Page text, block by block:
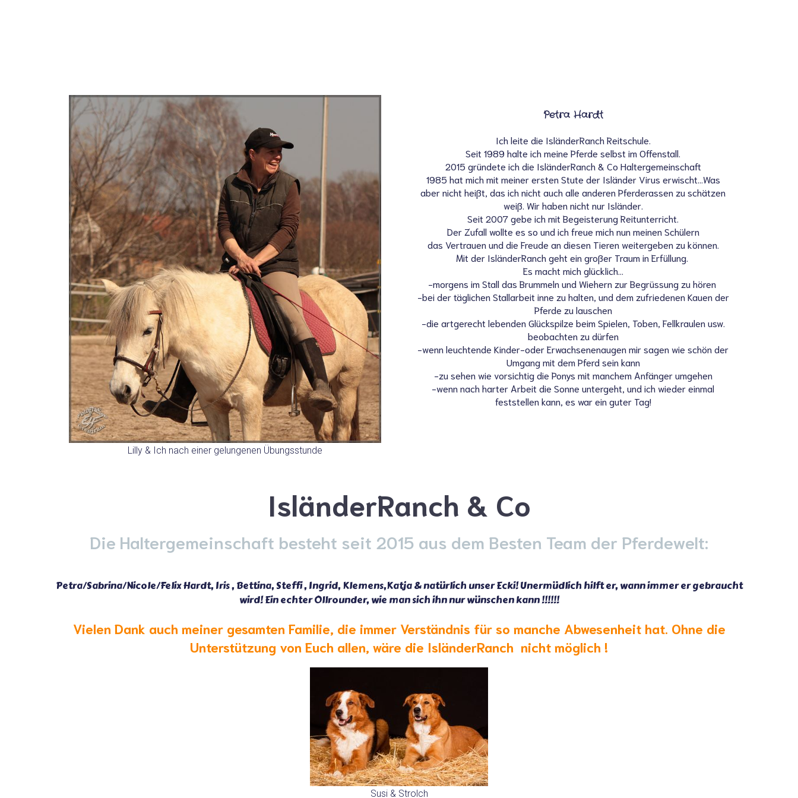
Lilly & Ich nach einer gelungenen Übungsstunde
Petra Hardt
Ich leite die IsländerRanch Reitschule.
Seit 1989 halte ich meine Pferde selbst im Offenstall.
2015 gründete ich die IsländerRanch & Co Haltergemeinschaft
1985 hat mich mit meiner ersten Stute der Isländer Virus erwischt…Was
aber nicht heißt, das ich nicht auch alle anderen Pferderassen zu schätzen
weiß. Wir haben nicht nur Isländer.
Seit 2007 gebe ich mit Begeisterung Reitunterricht.
Der Zufall wollte es so und ich freue mich nun meinen Schülern
das Vertrauen und die Freude an diesen Tieren weitergeben zu können.
Mit der IsländerRanch geht ein großer Traum in Erfüllung.
Es macht mich glücklich…
-morgens im Stall das Brummeln und Wiehern zur Begrüssung zu hören
-bei der täglichen Stallarbeit inne zu halten, und dem zufriedenen Kauen der
Pferde zu lauschen
-die artgerecht lebenden Glückspilze beim Spielen, Toben, Fellkraulen usw.
beobachten zu dürfen
-wenn leuchtende Kinder-oder Erwachsenenaugen mir sagen wie schön der
Umgang mit dem Pferd sein kann
-zu sehen wie vorsichtig die Ponys mit manchem Anfänger umgehen
-wenn nach harter Arbeit die Sonne untergeht, und ich wieder einmal
feststellen kann, es war ein guter Tag!
IsländerRanch & Co
Die Haltergemeinschaft besteht seit 2015 aus dem Besten Team der Pferdewelt:
Petra/Sabrina/Nicole/Felix Hardt, Iris , Bettina, Steffi , Ingrid, Klemens,Katja& natürlich unser Ecki! Unermüdlich hilft er, wann immer er gebraucht
wird! Ein echter Ollrounder, wie man sich ihn nur wünschen kann !!!!!!
Vielen Dank auch meiner gesamten Familie, die immer Verständnis für so manche Abwesenheit hat. Ohne die
Unterstützung von Euch allen, wäre die IsländerRanch nicht möglich !
Susi & Strolch